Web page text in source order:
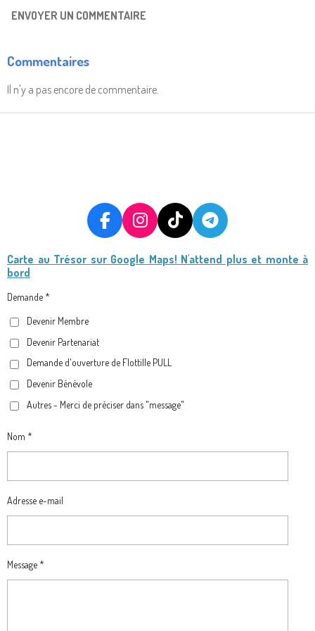
ENVOYER UN COMMENTAIRE
Commentaires
Il n'y a pas encore de commentaire.
F
C
I
S
M
T
K
T
L
Carte au Trésor sur Google Maps! N'attend plus et monte à
bord
Demande *
Devenir Membre
Devenir Partenariat
Demande d'ouverture de Flottille PULL
Devenir Bénévole
Autres - Merci de préciser dans "message"
Nom *
Adresse e-mail
Message *